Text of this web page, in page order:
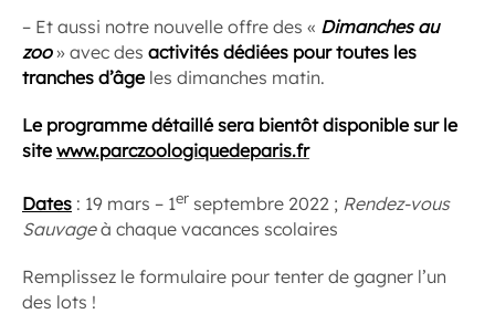
– Et aussi notre nouvelle offre des « Dimanches au
zoo» avec des activités dédiées pour toutes les
tranches d’âge les dimanches matin.
Le programme détaillé sera bientôt disponible sur le
sitewww.parczoologiquedeparis.fr
Dates : 19 mars – 1er septembre 2022 ; Rendez-vous
Sauvageà chaque vacances scolaires
Remplissez le formulaire pour tenter de gagner l’un
des lots !